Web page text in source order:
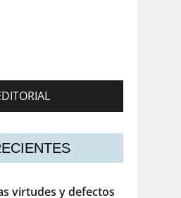
virtudes y defectos